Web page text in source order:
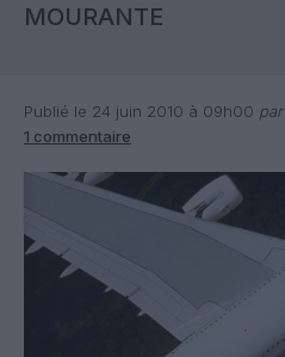
MOURANTE
Publié le 24 juin 2010 à 09h00
1 commentaire